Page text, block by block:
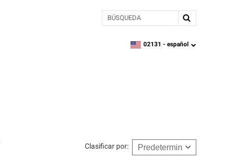
BÚSQUEDA
zipcode, language
02131 - español
Clasificar por: